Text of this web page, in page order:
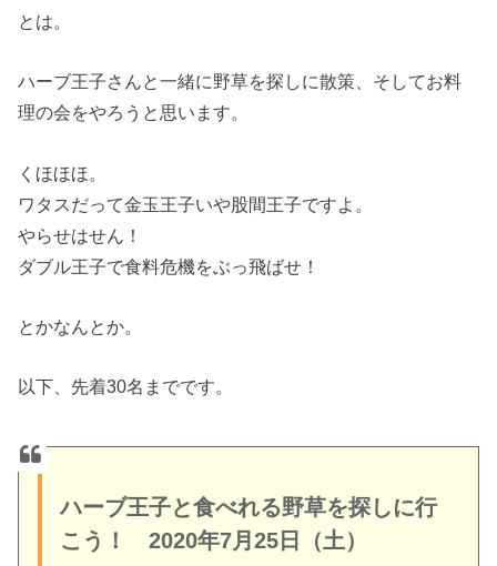
とは。
ハーブ王子さんと一緒に野草を探しに散策、そしてお料
理の会をやろうと思います。
くほほほ。
ワタスだって金玉王子いや股間王子ですよ。
やらせはせん！
ダブル王子で食料危機をぶっ飛ばせ！
とかなんとか。
以下、先着30名までです。
ハーブ王子と食べれる野草を探しに行
こう！ 2020年7月25日（土）